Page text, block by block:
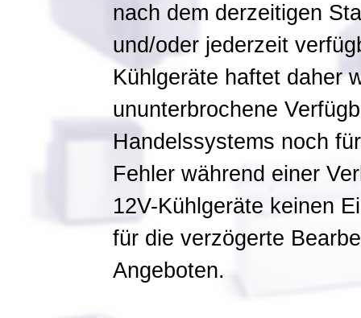
nach dem derzeitigen
und/oder jederzeit
Kühlgeräte haftet daher
ununterbrochene
Handelssystems noch
Fehler während einer
12V-Kühlgeräte keinen
für die verzögerte
Angeboten.